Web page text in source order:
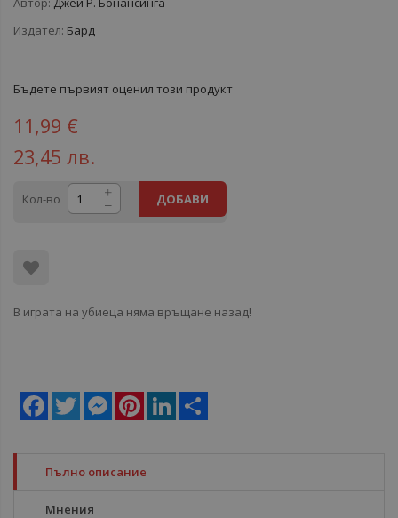
Издател: Бард
Бъдете първият оценил този продукт
11,99 €
23,45 лв.
Кол-во ДОБАВИ
В играта на убиеца няма връщане назад!
Facebook
Twitter MessengerPinterestLinkedIn
Пълно описание
Мнения